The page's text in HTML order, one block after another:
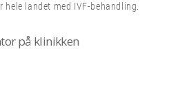
hele landet med IVF-behandling.